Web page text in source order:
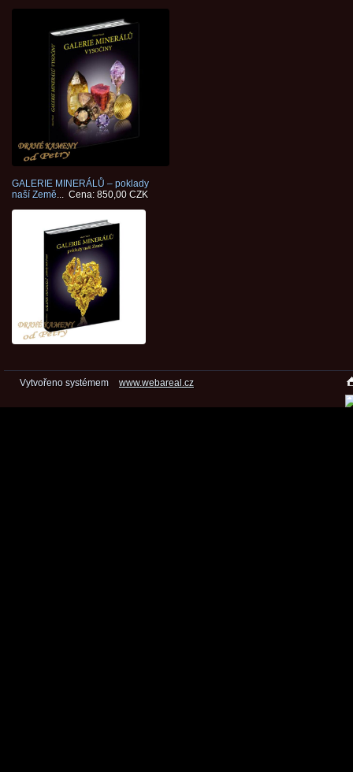
GALERIE MINERÁLŮ – poklady
naší Země... Cena: 850,00 CZK
Vytvořeno systémem www.webareal.cz